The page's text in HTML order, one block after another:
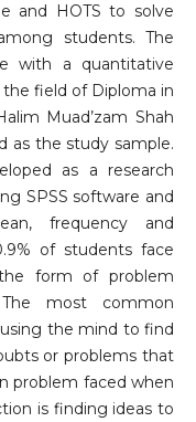
and HOTS to solve
students. The
with a quantitative
field of Diploma in
Muad’zam Shah
as the study sample.
as a research
SPSS software and
frequency and
of students face
form of problem
most common
the mind to find
or problems that
problem faced when
is finding ideas to